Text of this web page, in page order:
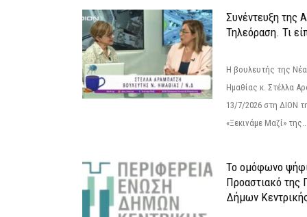
Συνέντευξη της
Τηλεόραση. Τι
Η βουλευτής της
Ημαθίας κ. Στέλλα
13/7/2026 στη ΔΙΟΝ
«Ξεκινάμε Μαζί»
Το ομόφωνο
Προαστιακό της
Δήμων